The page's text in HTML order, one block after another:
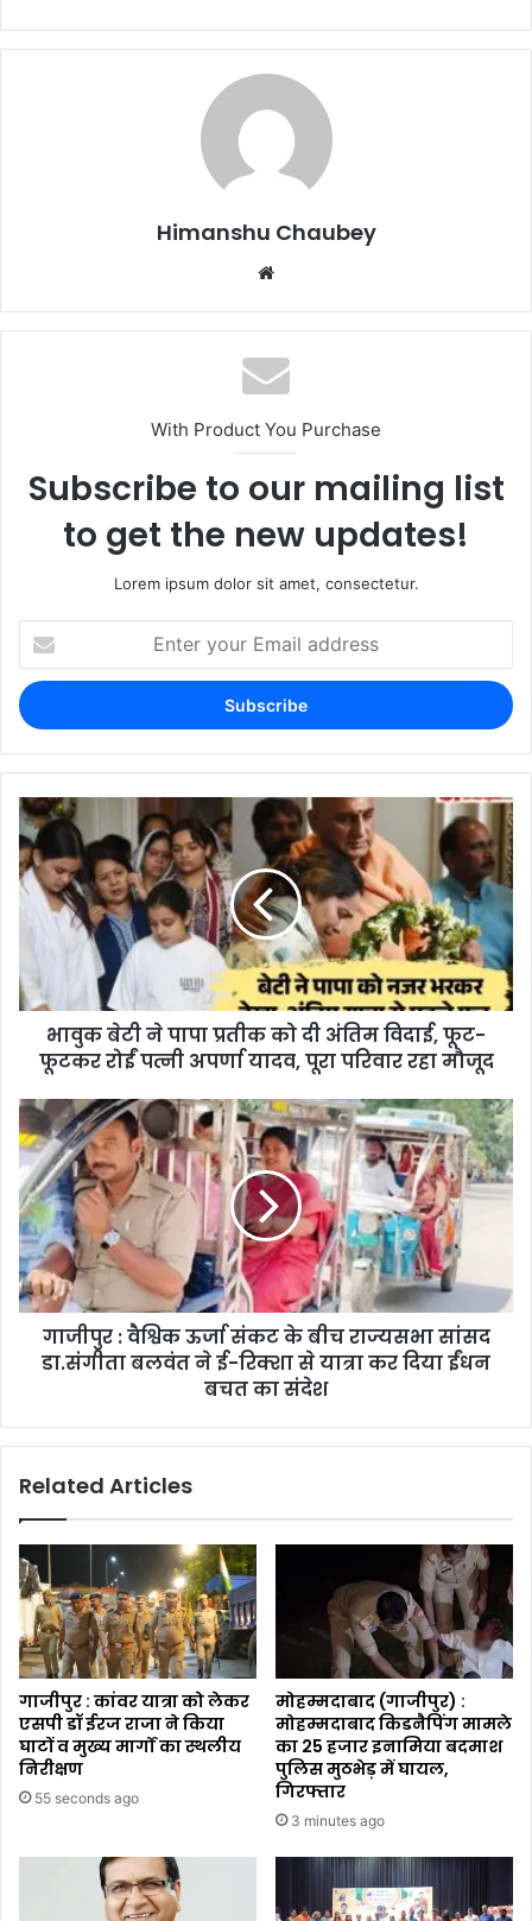
c
e
st
o
ai
l
ar
e
Himanshu Chaubey
With Product You Purchase
Subscribe to our mailing list
to get the new updates!
Lorem ipsum dolor sit amet, consectetur.
भावुक बेटी ने पापा प्रतीक को दी अंतिम विदाई, फूट-
फूटकर रोईं पत्नी अपर्णा यादव, पूरा परिवार रहा मौजूद
गाजीपुर : वैश्विक ऊर्जा संकट के बीच राज्यसभा सांसद
डा.संगीता बलवंत ने ई-रिक्शा से यात्रा कर दिया ईंधन
बचत का संदेश
Related Articles
गाजीपुर : कांवर यात्रा को लेकर
एसपी डॉ ईरज राजा ने किया
घाटों व मुख्य मार्गों का स्थलीय
निरीक्षण
55 seconds ago
मोहम्मदाबाद (गाजीपुर) :
मोहम्मदाबाद किडनैपिंग मामले
का ₹25 हजार इनामिया बदमाश
पुलिस मुठभेड़ में घायल,
गिरफ्तार
3 minutes ago